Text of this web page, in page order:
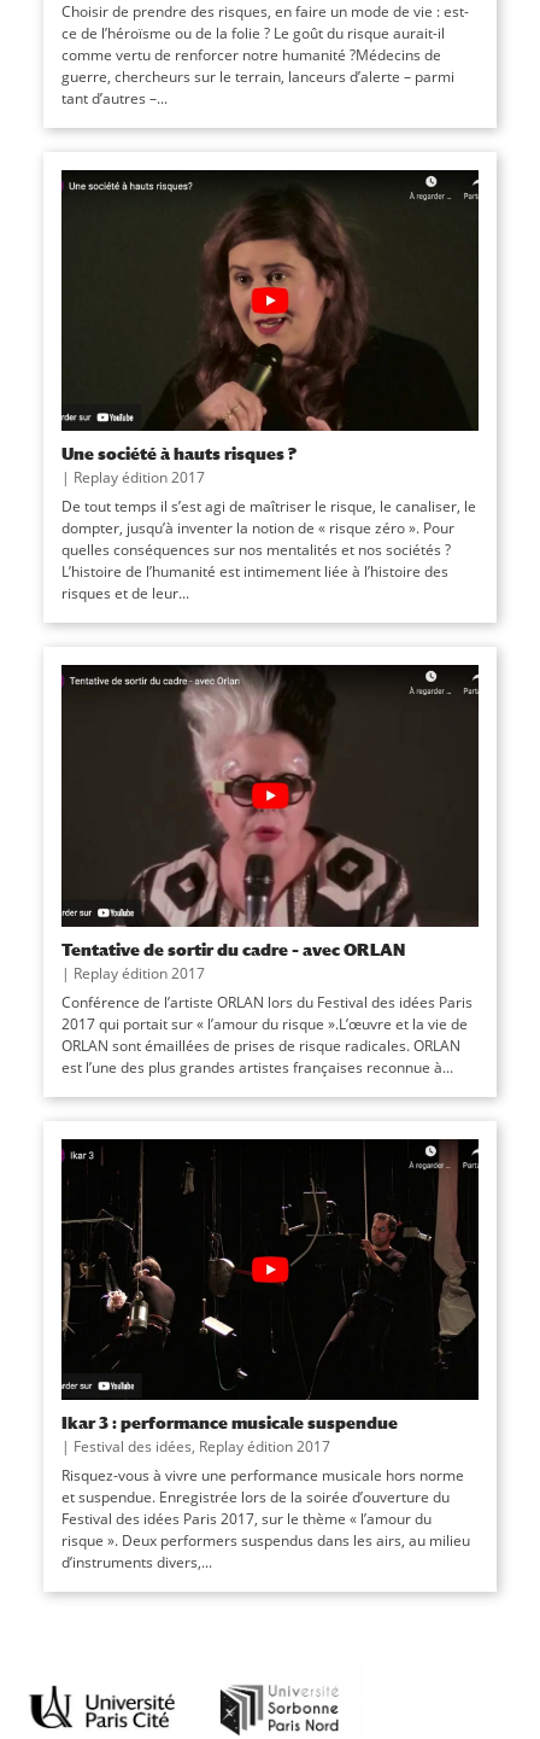
Choisir de prendre des risques, en faire un mode de vie : est-
ce de l’héroïsme ou de la folie ? Le goût du risque aurait-il
comme vertu de renforcer notre humanité ?Médecins de
guerre, chercheurs sur le terrain, lanceurs d’alerte – parmi
tant d’autres –...
Une société à hauts risques ?
| Replay édition 2017
De tout temps il sʼest agi de maîtriser le risque, le canaliser, le
dompter, jusquʼà inventer la notion de « risque zéro ». Pour
quelles conséquences sur nos mentalités et nos sociétés ?
Lʼhistoire de lʼhumanité est intimement liée à lʼhistoire des
risques et de leur...
Tentative de sortir du cadre – avec ORLAN
| Replay édition 2017
Conférence de l’artiste ORLAN lors du Festival des idées Paris
2017 qui portait sur « l’amour du risque ».L’œuvre et la vie de
ORLAN sont émaillées de prises de risque radicales. ORLAN
est l’une des plus grandes artistes françaises reconnue à...
Ikar 3 : performance musicale suspendue
| Festival des idées, Replay édition 2017
Risquez-vous à vivre une performance musicale hors norme
et suspendue. Enregistrée lors de la soirée d’ouverture du
Festival des idées Paris 2017, sur le thème « l’amour du
risque ». Deux performers suspendus dans les airs, au milieu
d’instruments divers,...